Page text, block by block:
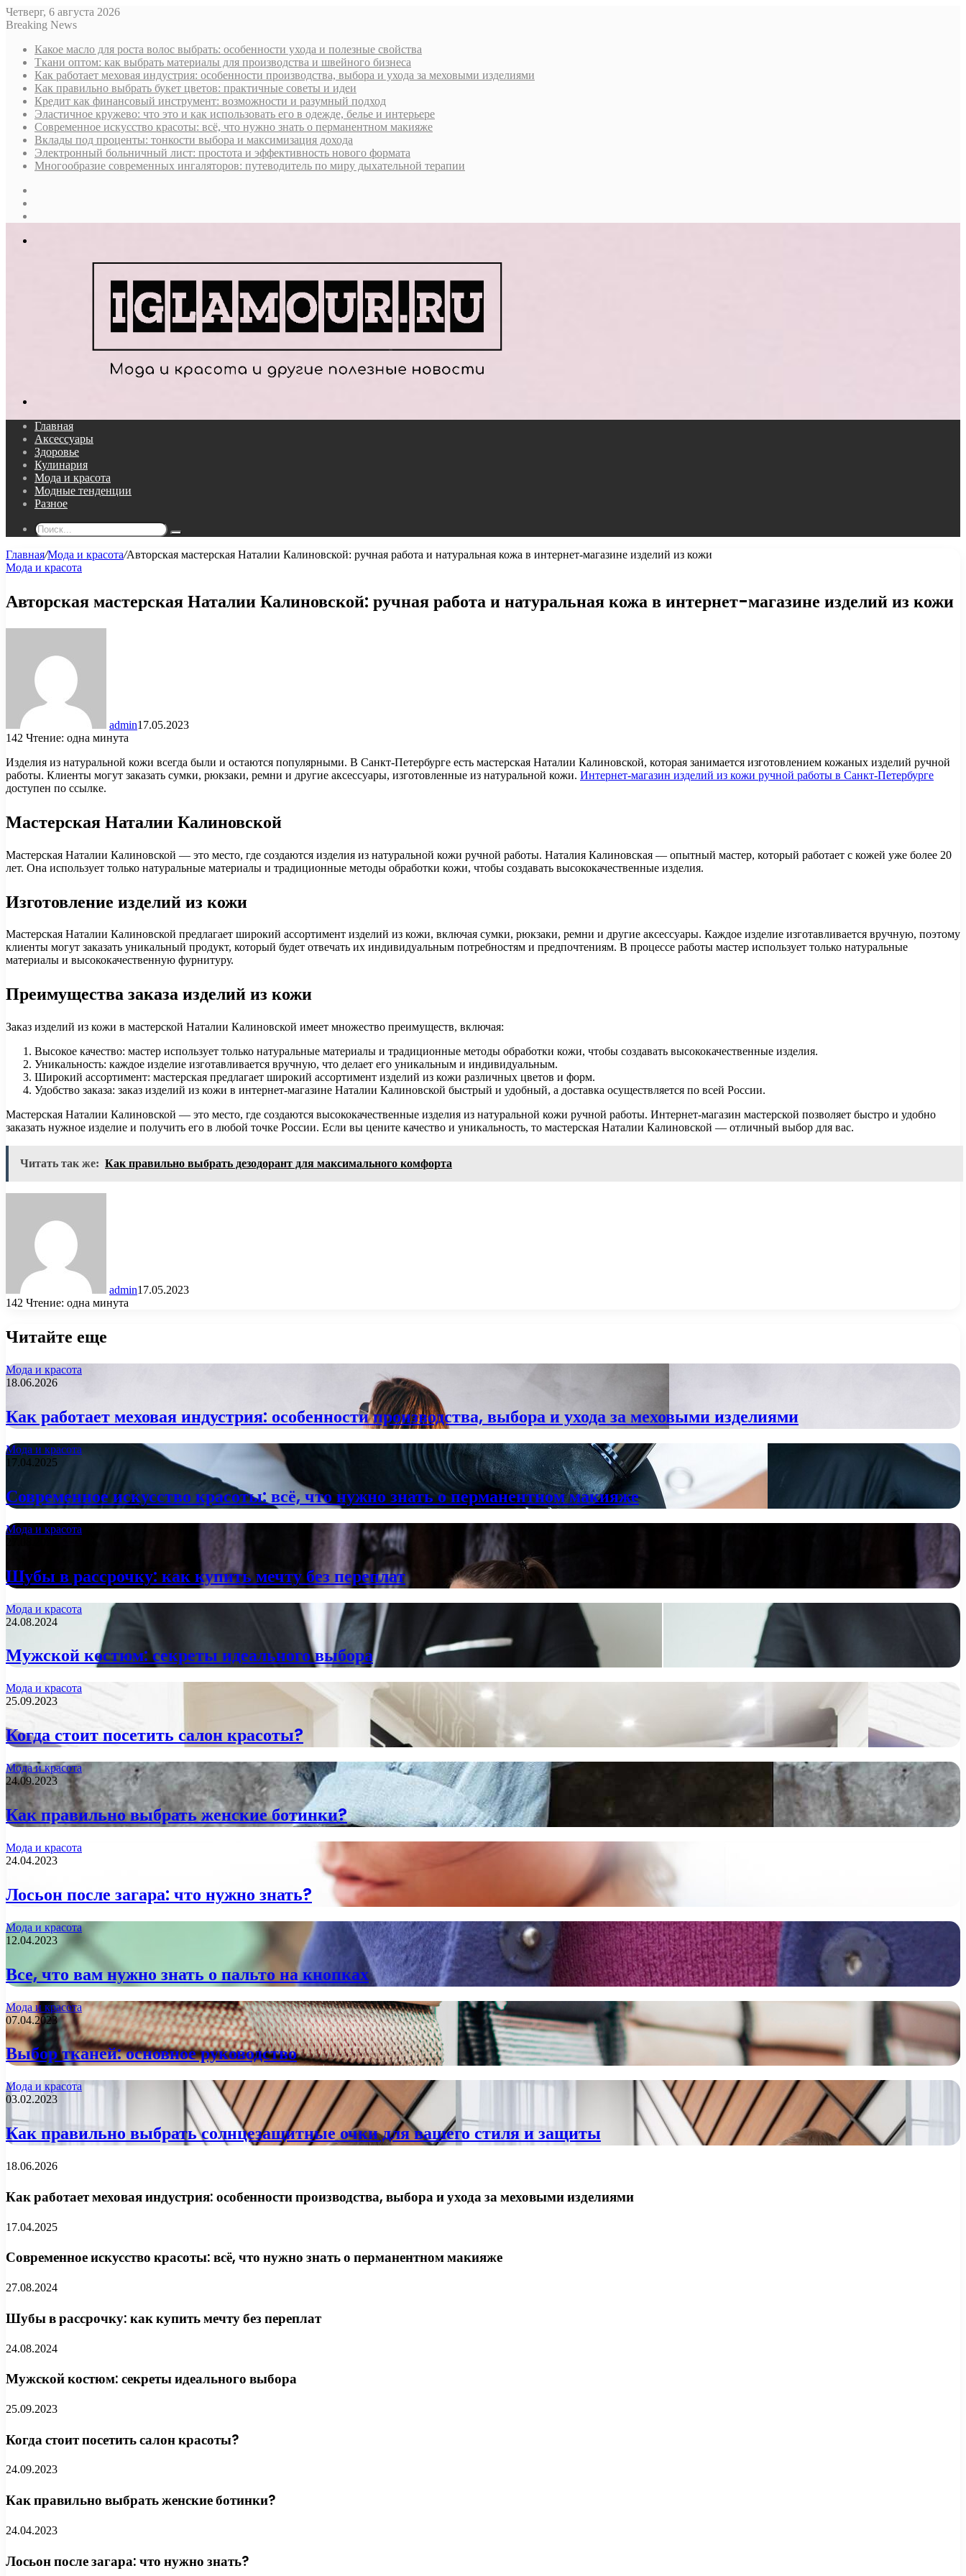
Четверг, 6 августа 2026
Breaking News
Какое масло для роста волос выбрать: особенности ухода и полезные свойства
Ткани оптом: как выбрать материалы для производства и швейного бизнеса
Как работает меховая индустрия: особенности производства, выбора и ухода за меховыми изделиями
Как правильно выбрать букет цветов: практичные советы и идеи
Кредит как финансовый инструмент: возможности и разумный подход
Эластичное кружево: что это и как использовать его в одежде, белье и интерьере
Современное искусство красоты: всё, что нужно знать о перманентном макияже
Вклады под проценты: тонкости выбора и максимизация дохода
Электронный больничный лист: простота и эффективность нового формата
Многообразие современных ингаляторов: путеводитель по миру дыхательной терапии
Главная
Аксессуары
Здоровье
Кулинария
Мода и красота
Модные тенденции
Разное
Поиск...
Главная/Мода и красота/Авторская мастерская Наталии Калиновской: ручная работа и натуральная кожа в интернет-магазине изделий из кожи
Мода и красота
Авторская мастерская Наталии Калиновской: ручная работа и натуральная кожа в интернет-магазине изделий из кожи
admin17.05.2023
142 Чтение: одна минута
Изделия из натуральной кожи всегда были и остаются популярными. В Санкт-Петербурге есть мастерская Наталии Калиновской, которая занимается изготовлением кожаных изделий ручной
работы. Клиенты могут заказать сумки, рюкзаки, ремни и другие аксессуары, изготовленные из натуральной кожи. Интернет-магазин изделий из кожи ручной работы в Санкт-Петербурге
доступен по ссылке.
Мастерская Наталии Калиновской
Мастерская Наталии Калиновской — это место, где создаются изделия из натуральной кожи ручной работы. Наталия Калиновская — опытный мастер, который работает с кожей уже более 20
лет. Она использует только натуральные материалы и традиционные методы обработки кожи, чтобы создавать высококачественные изделия.
Изготовление изделий из кожи
Мастерская Наталии Калиновской предлагает широкий ассортимент изделий из кожи, включая сумки, рюкзаки, ремни и другие аксессуары. Каждое изделие изготавливается вручную, поэтому
клиенты могут заказать уникальный продукт, который будет отвечать их индивидуальным потребностям и предпочтениям. В процессе работы мастер использует только натуральные
материалы и высококачественную фурнитуру.
Преимущества заказа изделий из кожи
Заказ изделий из кожи в мастерской Наталии Калиновской имеет множество преимуществ, включая:
Высокое качество: мастер использует только натуральные материалы и традиционные методы обработки кожи, чтобы создавать высококачественные изделия.
Уникальность: каждое изделие изготавливается вручную, что делает его уникальным и индивидуальным.
Широкий ассортимент: мастерская предлагает широкий ассортимент изделий из кожи различных цветов и форм.
Удобство заказа: заказ изделий из кожи в интернет-магазине Наталии Калиновской быстрый и удобный, а доставка осуществляется по всей России.
Мастерская Наталии Калиновской — это место, где создаются высококачественные изделия из натуральной кожи ручной работы. Интернет-магазин мастерской позволяет быстро и удобно
заказать нужное изделие и получить его в любой точке России. Если вы цените качество и уникальность, то мастерская Наталии Калиновской — отличный выбор для вас.
Читать так же: Как правильно выбрать дезодорант для максимального комфорта
admin17.05.2023
142 Чтение: одна минута
Читайте еще
Мода и красота
18.06.2026
Как работает меховая индустрия: особенности производства, выбора и ухода за меховыми изделиями
Мода и красота
17.04.2025
Современное искусство красоты: всё, что нужно знать о перманентном макияже
Мода и красота
Шубы в рассрочку: как купить мечту без переплат
Мода и красота
24.08.2024
Мужской костюм: секреты идеального выбора
Мода и красота
25.09.2023
Когда стоит посетить салон красоты?
Мода и красота
24.09.2023
Как правильно выбрать женские ботинки?
Мода и красота
24.04.2023
Лосьон после загара: что нужно знать?
Мода и красота
12.04.2023
Все, что вам нужно знать о пальто на кнопках
Мода и красота
07.04.2023
Выбор тканей: основное руководство
Мода и красота
03.02.2023
Как правильно выбрать солнцезащитные очки для вашего стиля и защиты
18.06.2026
Как работает меховая индустрия: особенности производства, выбора и ухода за меховыми изделиями
17.04.2025
Современное искусство красоты: всё, что нужно знать о перманентном макияже
27.08.2024
Шубы в рассрочку: как купить мечту без переплат
24.08.2024
Мужской костюм: секреты идеального выбора
25.09.2023
Когда стоит посетить салон красоты?
24.09.2023
Как правильно выбрать женские ботинки?
24.04.2023
Лосьон после загара: что нужно знать?